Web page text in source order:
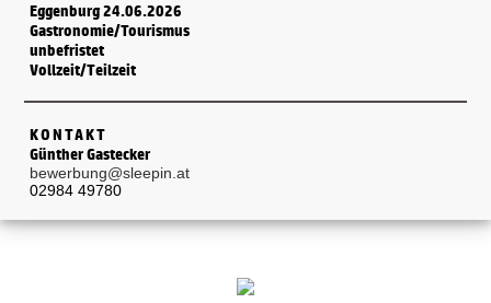
Eggenburg 24.06.2026
Gastronomie/Tourismus
unbefristet
Vollzeit/Teilzeit
KONTAKT
Günther Gastecker
bewerbung@sleepin.at
02984 49780